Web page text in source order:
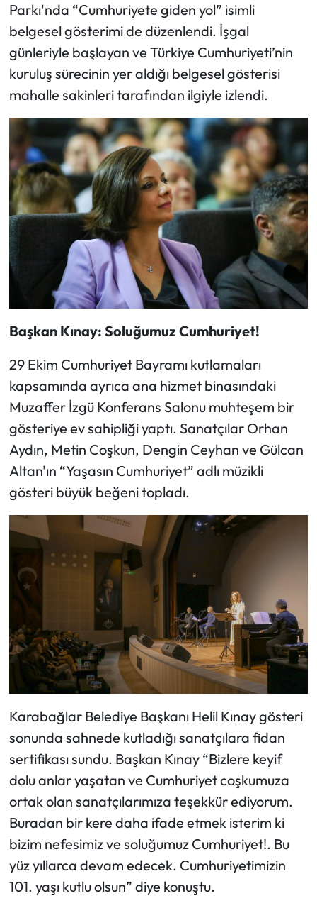
Parkı'nda “Cumhuriyete giden yol” isimli
belgesel gösterimi de düzenlendi. İşgal
günleriyle başlayan ve Türkiye Cumhuriyeti’nin
kuruluş sürecinin yer aldığı belgesel gösterisi
mahalle sakinleri tarafından ilgiyle izlendi.
Başkan Kınay: Soluğumuz Cumhuriyet!
29 Ekim Cumhuriyet Bayramı kutlamaları
kapsamında ayrıca ana hizmet binasındaki
Muzaffer İzgü Konferans Salonu muhteşem bir
gösteriye ev sahipliği yaptı. Sanatçılar Orhan
Aydın, Metin Coşkun, Dengin Ceyhan ve Gülcan
Altan'ın “Yaşasın Cumhuriyet” adlı müzikli
gösteri büyük beğeni topladı.
Karabağlar Belediye Başkanı Helil Kınay gösteri
sonunda sahnede kutladığı sanatçılara fidan
sertifikası sundu. Başkan Kınay “Bizlere keyif
dolu anlar yaşatan ve Cumhuriyet coşkumuza
ortak olan sanatçılarımıza teşekkür ediyorum.
Buradan bir kere daha ifade etmek isterim ki
bizim nefesimiz ve soluğumuz Cumhuriyet!. Bu
yüz yıllarca devam edecek. Cumhuriyetimizin
101. yaşı kutlu olsun” diye konuştu.